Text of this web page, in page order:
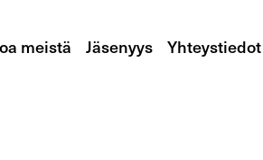
meistä Jäsenyys Yhteystiedot